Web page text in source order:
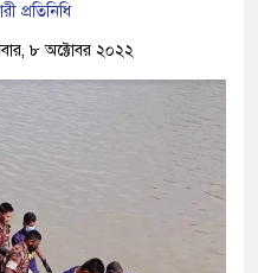
প্রতিনিধি
৮ অক্টোবর ২০২২